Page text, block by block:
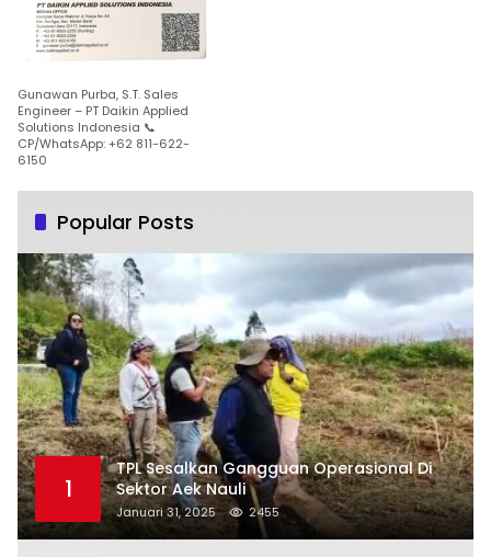
Gunawan Purba, S.T. Sales
Engineer – PT Daikin Applied
Solutions Indonesia 📞
CP/WhatsApp: +62 811-622-
6150
Popular Posts
1
TPL Sesalkan Gangguan Operasional Di
Sektor Aek Nauli
Januari 31, 2025 2455